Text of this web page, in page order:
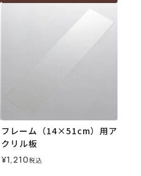
フレーム（14×51cm）用ア
クリル板
¥1,210税込